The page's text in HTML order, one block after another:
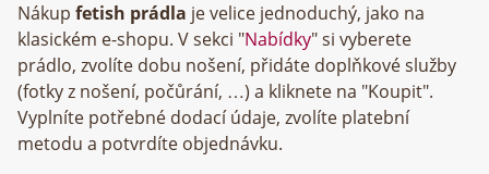
Nákup fetish prádla je velice jednoduchý, jako na
klasickém e-shopu. V sekci "Nabídky" si vyberete
prádlo, zvolíte dobu nošení, přidáte doplňkové služby
(fotky z nošení, počůrání, …) a kliknete na "Koupit".
Vyplníte potřebné dodací údaje, zvolíte platební
metodu a potvrdíte objednávku.